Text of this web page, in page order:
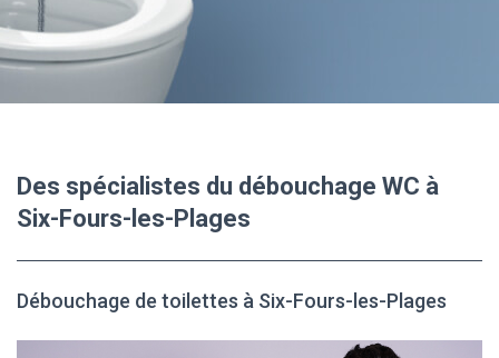
Des spécialistes du débouchage WC à
Six-Fours-les-Plages
Débouchage de toilettes à Six-Fours-les-Plages